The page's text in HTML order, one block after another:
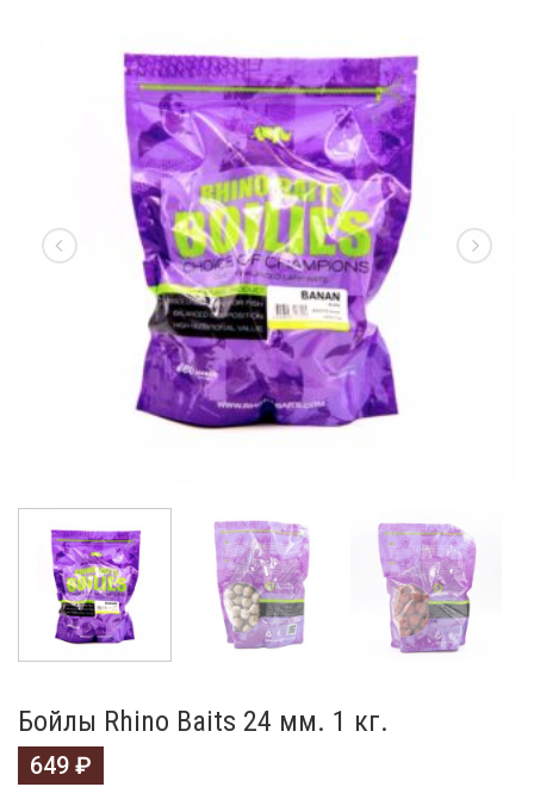
Бойлы Rhino Baits 24 мм. 1 кг.
649 ₽